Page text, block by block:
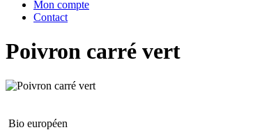
Mon compte
Contact
Poivron carré vert
Bio européen